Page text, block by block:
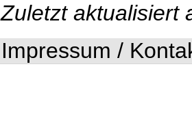
Zuletzt aktualisiert
Impressum /